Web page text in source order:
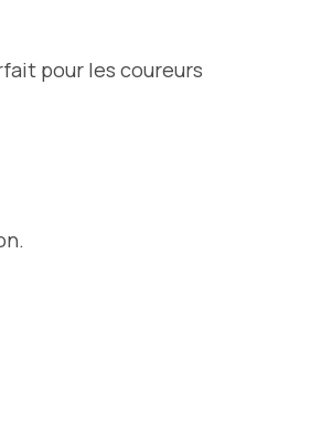
pour les coureurs